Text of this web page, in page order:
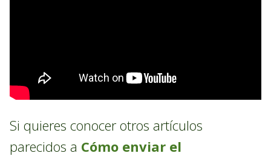
Si quieres conocer otros artículos
parecidos a Cómo enviar el